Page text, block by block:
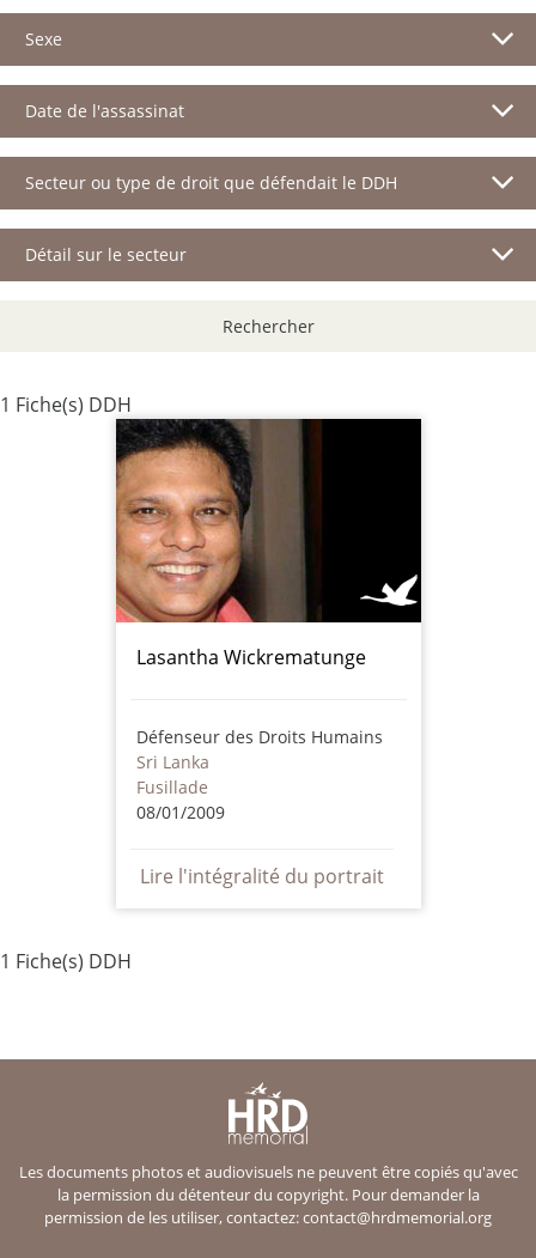
Sexe
Date de l'assassinat
Secteur ou type de droit que défendait le DDH
Détail sur le secteur
Rechercher
1 Fiche(s) DDH
Lasantha Wickrematunge
Défenseur des Droits Humains
Sri Lanka
Fusillade
08/01/2009
Lire l'intégralité du portrait
1 Fiche(s) DDH
Les documents photos et audiovisuels ne peuvent être copiés qu'avec
la permission du détenteur du copyright. Pour demander la
permission de les utiliser, contactez:contact@hrdmemorial.org